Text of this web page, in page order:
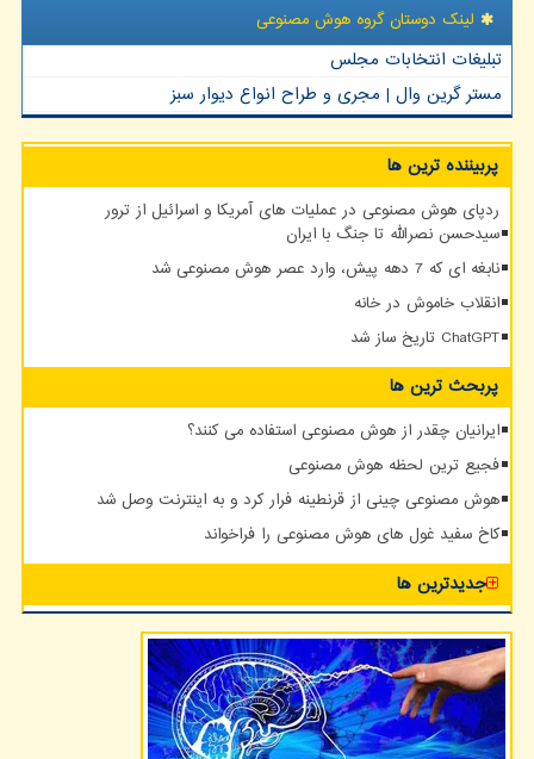
لینک دوستان گروه هوش مصنوعی
تبلیغات انتخابات مجلس
مستر گرین وال | مجری و طراح انواع دیوار سبز
پربیننده ترین ها
ردپای هوش مصنوعی در عملیات های آمریکا و اسرائیل از ترور
سیدحسن نصرالله تا جنگ با ایران
نابغه ای که 7 دهه پیش، وارد عصر هوش مصنوعی شد
انقلاب خاموش در خانه
ChatGPT تاریخ ساز شد
پربحث ترین ها
ایرانیان چقدر از هوش مصنوعی استفاده می کنند؟
فجیع ترین لحظه هوش مصنوعی
هوش مصنوعی چینی از قرنطینه فرار کرد و به اینترنت وصل شد
کاخ سفید غول های هوش مصنوعی را فراخواند
جدیدترین ها